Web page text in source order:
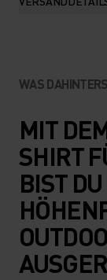
WAS
MIT
SHIRT
BIST